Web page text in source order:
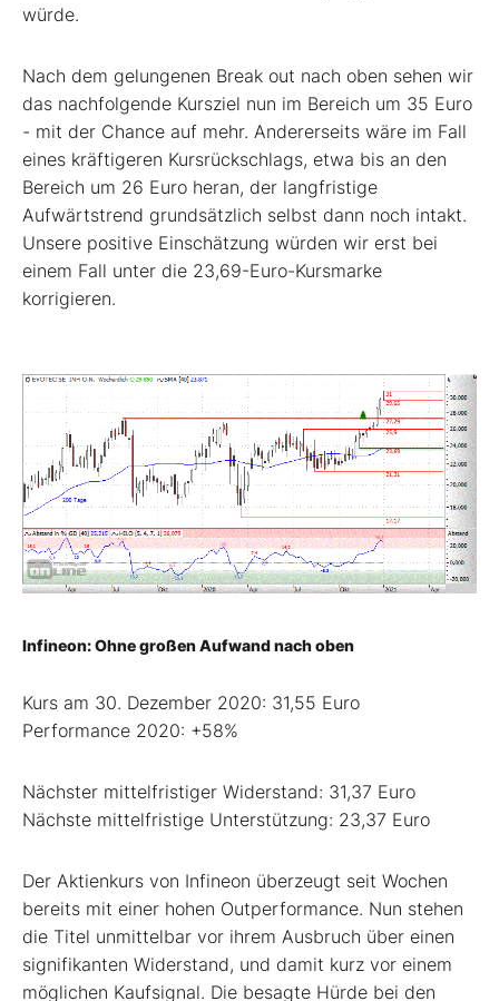
würde.
Nach dem gelungenen Break out nach oben sehen wir
das nachfolgende Kursziel nun im Bereich um 35 Euro
- mit der Chance auf mehr. Andererseits wäre im Fall
eines kräftigeren Kursrückschlags, etwa bis an den
Bereich um 26 Euro heran, der langfristige
Aufwärtstrend grundsätzlich selbst dann noch intakt.
Unsere positive Einschätzung würden wir erst bei
einem Fall unter die 23,69-Euro-Kursmarke
korrigieren.
Infineon: Ohne großen Aufwand nach oben
Kurs am 30. Dezember 2020: 31,55 Euro
Performance 2020: +58%
Nächster mittelfristiger Widerstand: 31,37 Euro
Nächste mittelfristige Unterstützung: 23,37 Euro
Der Aktienkurs von Infineon überzeugt seit Wochen
bereits mit einer hohen Outperformance. Nun stehen
die Titel unmittelbar vor ihrem Ausbruch über einen
signifikanten Widerstand, und damit kurz vor einem
möglichen Kaufsignal. Die besagte Hürde bei den